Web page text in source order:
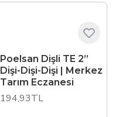
Poelsan Dişli TE 2”
Dişi-Dişi-Dişi | Merkez
Tarım Eczanesi
194,93TL